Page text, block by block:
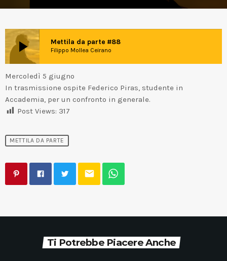
play_arrow Mettila da parte #88
Filippo Mollea Ceirano
Mercoledì 5 giugno
In trasmissione ospite Federico Piras, studente in
Accademia, per un confronto in generale.
Post Views: 317
METTILA DA PARTE
email
Ti Potrebbe Piacere Anche